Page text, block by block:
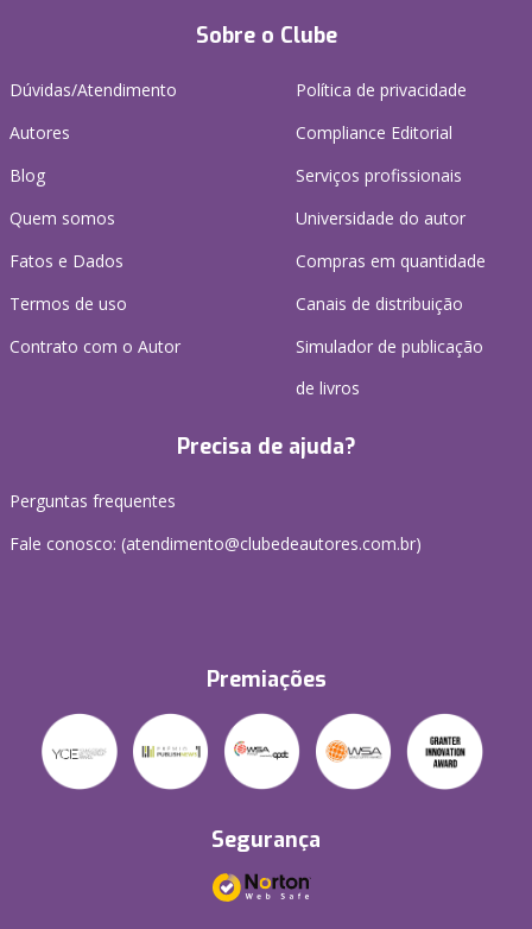
Sobre o Clube
Dúvidas/Atendimento
Autores
Blog
Quem somos
Fatos e Dados
Termos de uso
Contrato com o Autor
Política de privacidade
Compliance Editorial
Serviços profissionais
Universidade do autor
Compras em quantidade
Canais de distribuição
Simulador de publicação
de livros
Precisa de ajuda?
Perguntas frequentes
Fale conosco: (atendimento@clubedeautores.com.br)
Premiações
Segurança